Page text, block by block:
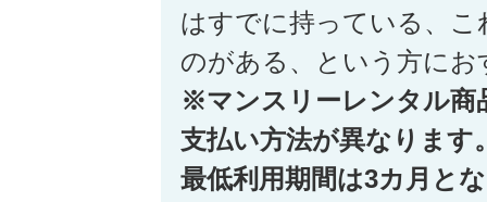
はすでに持っている、
のがある、という方に
※マンスリーレンタル商
支払い方法が異なります
最低利用期間は3カ月と